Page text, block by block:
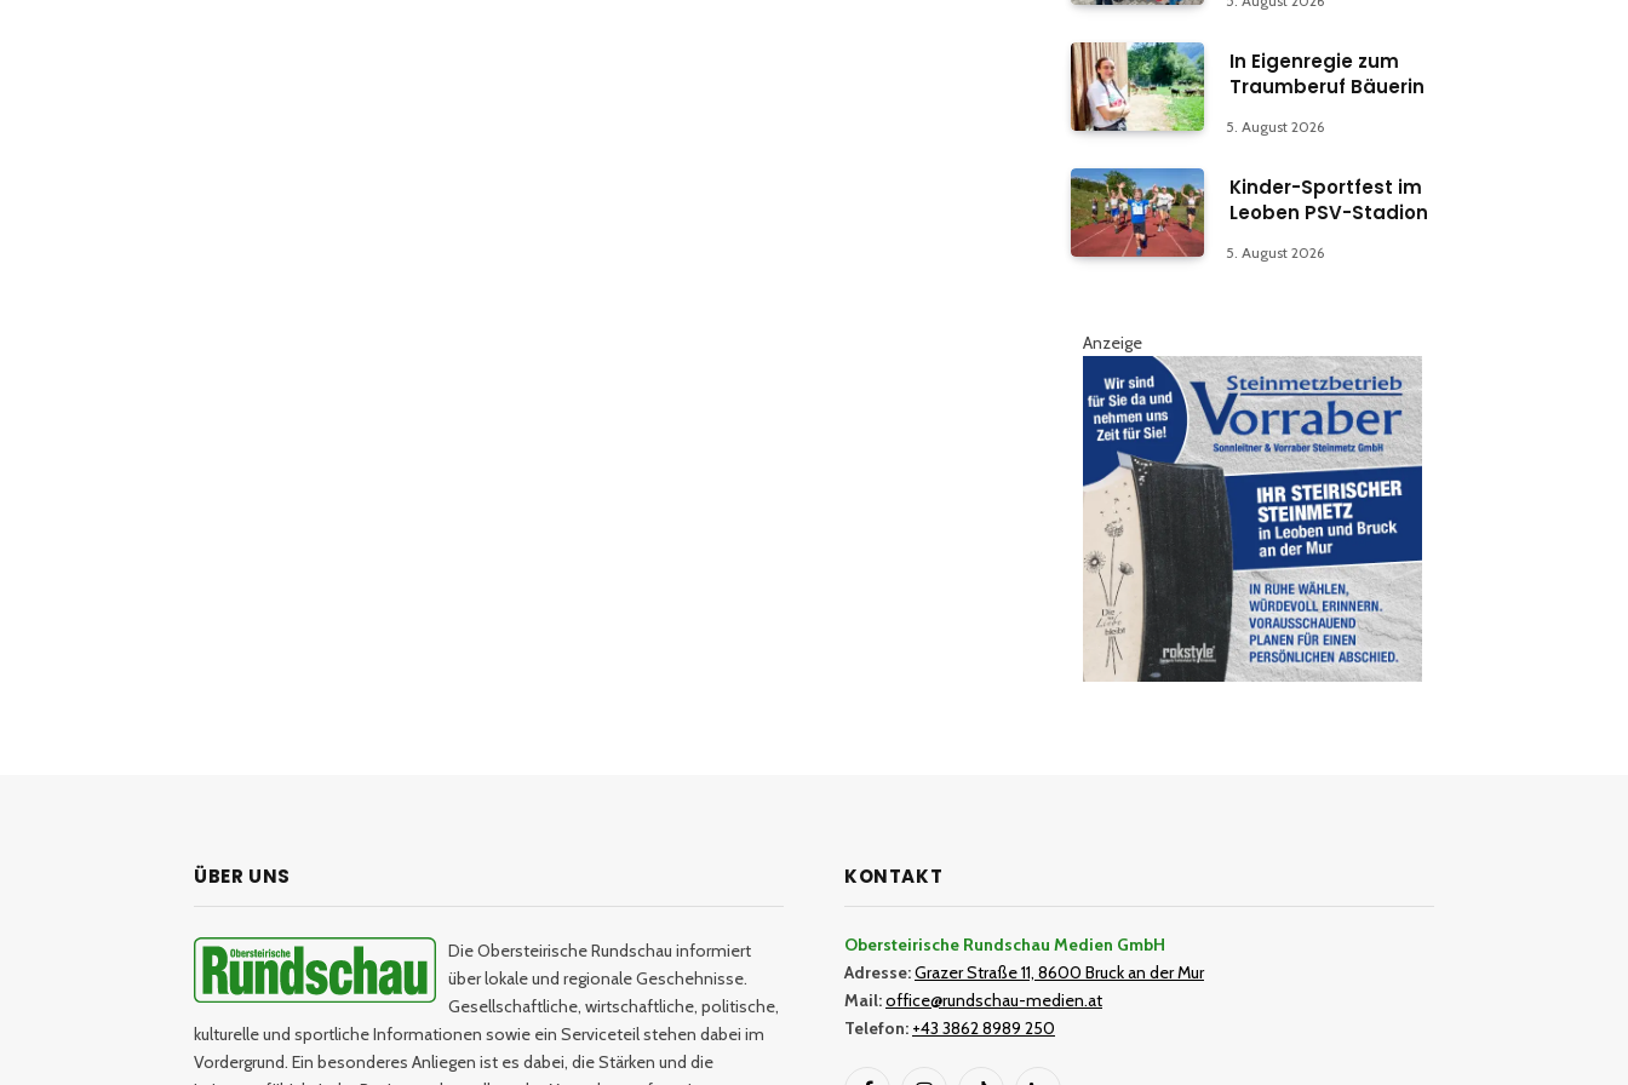
In Eigenregie zum
Traumberuf Bäuerin
5. August 2026
Kinder-Sportfest im
Leoben PSV-Stadion
5. August 2026
Anzeige
ÜBER UNS
Die Obersteirische Rundschau informiert
über lokale und regionale Geschehnisse.
Gesellschaftliche, wirtschaftliche, politische,
kulturelle und sportliche Informationen sowie ein Serviceteil stehen dabei im
Vordergrund. Ein besonderes Anliegen ist es dabei, die Stärken und die
KONTAKT
Obersteirische Rundschau Medien GmbH
Adresse:Grazer Straße 11, 8600 Bruck an der Mur
Mail:office@rundschau-medien.at
Telefon: +43 3862 8989 250